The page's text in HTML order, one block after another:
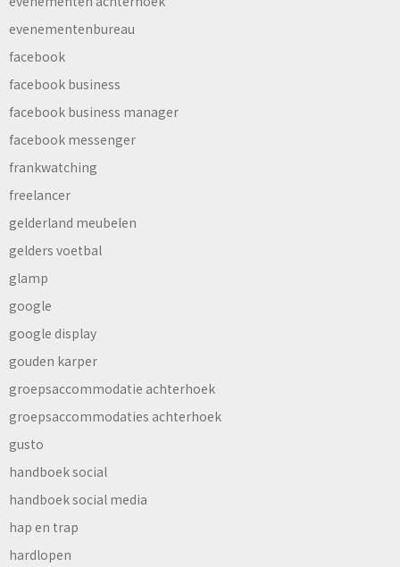
evenementenbureau
facebook
facebook business
facebook business manager
facebook messenger
frankwatching
freelancer
gelderland meubelen
gelders voetbal
glamp
google
google display
gouden karper
groepsaccommodatie achterhoek
groepsaccommodaties achterhoek
gusto
handboek social
handboek social media
hap en trap
hardlopen